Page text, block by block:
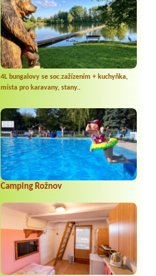
4L bungalovy se soc.zažízením + kuchyňka,
místa pro karavany, stany..
Camping Rožnov